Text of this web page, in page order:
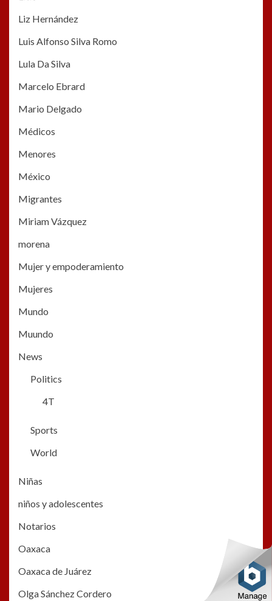
Liz Hernández
Luis Alfonso Silva Romo
Lula Da Silva
Marcelo Ebrard
Mario Delgado
Médicos
Menores
México
Migrantes
Miriam Vázquez
morena
Mujer y empoderamiento
Mujeres
Mundo
Muundo
News
Politics
4T
Sports
World
Niñas
niños y adolescentes
Notarios
Oaxaca
Oaxaca de Juárez
Olga Sánchez Cordero